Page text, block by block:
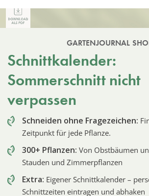
GARTENJOURNAL
Schnittkalender:
Sommerschnitt nicht
verpassen
Schneiden ohne Fragezeichen:
Zeitpunkt für jede Pflanze.
300+ Pflanzen: Von Obstbäumen
Stauden und Zimmerpflanzen
Extra: Eigener Schnittkalender –
Schnittzeiten eintragen und abhaken